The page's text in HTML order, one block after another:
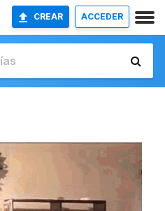
CREAR ACCEDER